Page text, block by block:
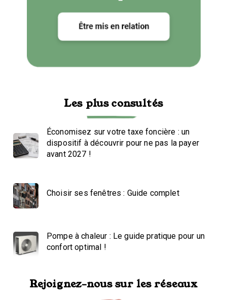
Les plus consultés
Économisez sur votre taxe foncière : un
dispositif à découvrir pour ne pas la payer
avant 2027 !
Choisir ses fenêtres : Guide complet
Pompe à chaleur : Le guide pratique pour un
confort optimal !
Rejoignez-nous sur les réseaux